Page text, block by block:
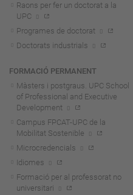
Raons per fer un doctorat a la
UPC
Programes de doctorat
Doctorats industrials
FORMACIÓ PERMANENT
Màsters i postgraus. UPC School
of Professional and Executive
Development
Campus FPCAT-UPC de la
Mobilitat Sostenible
Microcredencials
Idiomes
Formació per al professorat no
universitari